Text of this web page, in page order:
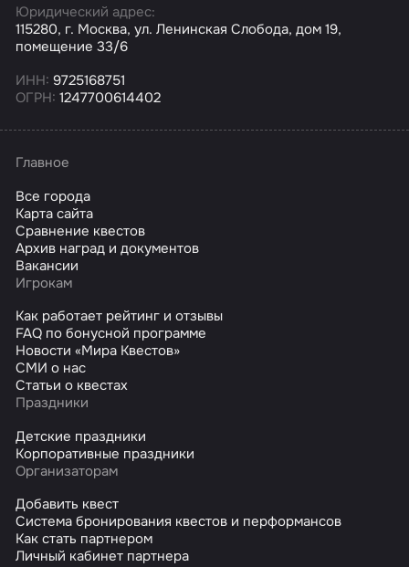
Юридический адрес:
115280, г. Москва, ул. Ленинская Слобода, дом 19,
помещение 33/6
ИНН: 9725168751
ОГРН: 1247700614402
Главное
Все города
Карта сайта
Сравнение квестов
Архив наград и документов
Вакансии
Игрокам
Как работает рейтинг и отзывы
FAQ по бонусной программе
Новости «Мира Квестов»
СМИ о нас
Статьи о квестах
Праздники
Детские праздники
Корпоративные праздники
Организаторам
Добавить квест
Система бронирования квестов и перформансов
Как стать партнером
Личный кабинет партнера